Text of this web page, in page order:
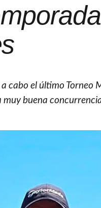
cabo el último Torneo
buena